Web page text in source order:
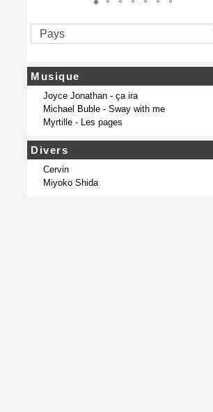
Musique
Joyce Jonathan - ça ira
Michael Buble - Sway with me
Myrtille - Les pages
Divers
Cervin
Miyoko Shida